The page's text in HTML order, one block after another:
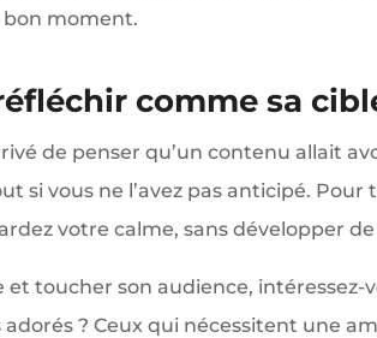
moment.
comme sa
de penser qu’un contenu allait
si vous ne l’avez pas anticipé.
votre calme, sans développer
toucher son audience, intéressez-
? Ceux qui nécessitent une